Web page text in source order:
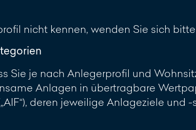
nicht kennen, wenden Sie sich
Sie je nach Anlegerprofil und
Anlagen in übertragbare
deren jeweilige Anlageziele